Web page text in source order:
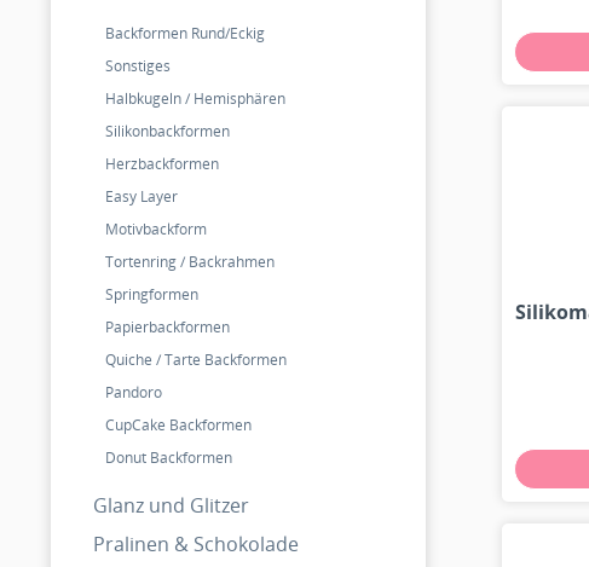
Backformen Rund/Eckig
Sonstiges
Halbkugeln / Hemisphären
Silikonbackformen
Herzbackformen
Easy Layer
Motivbackform
Tortenring / Backrahmen
Springformen
Papierbackformen
Quiche / Tarte Backformen
Pandoro
CupCake Backformen
Donut Backformen
Glanz und Glitzer
Pralinen & Schokolade